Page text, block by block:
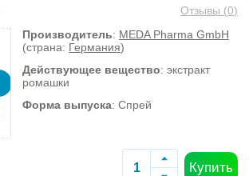
Отзывы (0)
Производитель: MEDA Pharma GmbH
(страна: Германия)
Действующее вещество: экстракт
ромашки
Форма выпуска: Спрей
Купить